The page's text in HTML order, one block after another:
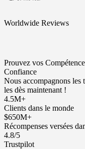
Worldwide Reviews
Prouvez vos
Confiance
Nous accompagnons les
les dès maintenant !
4.5M+
Clients dans le monde
$650M+
Récompenses versées
4.8/5
Trustpilot